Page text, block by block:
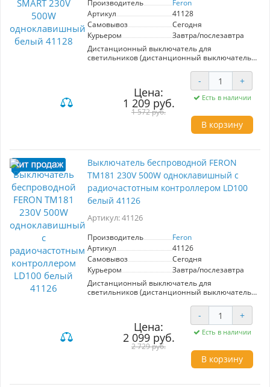
Производитель
Feron
Артикул
41128
Самовывоз
Сегодня
Курьером
Завтра/послезавтра
Дистанционный выключатель для
светильников (дистанционный выключатель),
Цена:
1 209 руб.
1 572 руб.
- +
Есть в наличии
В корзину
Выключатель беспроводной FERON
TM181 230V 500W одноклавишный с
радиочастотным контроллером LD100
белый 41126
Артикул: 41126
Производитель
Feron
Артикул
41126
Самовывоз
Сегодня
Курьером
Завтра/послезавтра
Дистанционный выключатель для
светильников (дистанционный выключатель),
Цена:
2 099 руб.
2 729 руб.
- +
Есть в наличии
В корзину